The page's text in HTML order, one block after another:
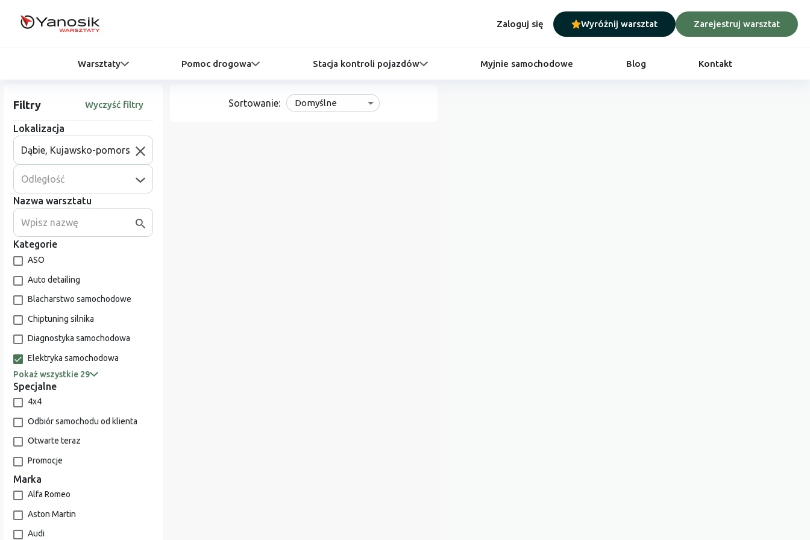
Zaloguj się Wyróżnij warsztat Zarejestruj warsztat
Warsztaty Pomoc drogowa Stacja kontroli pojazdów Myjnie samochodowe Blog Kontakt
Filtry Wyczyść filtry
Lokalizacja
Odległość
Nazwa warsztatu
Kategorie
ASO
Auto detailing
Blacharstwo samochodowe
Chiptuning silnika
Diagnostyka samochodowa
Elektryka samochodowa
Pokaż wszystkie 29
Specjalne
4x4
Odbiór samochodu od klienta
Otwarte teraz
Promocje
Marka
Alfa Romeo
Aston Martin
Audi
Sortowanie: Domyślne